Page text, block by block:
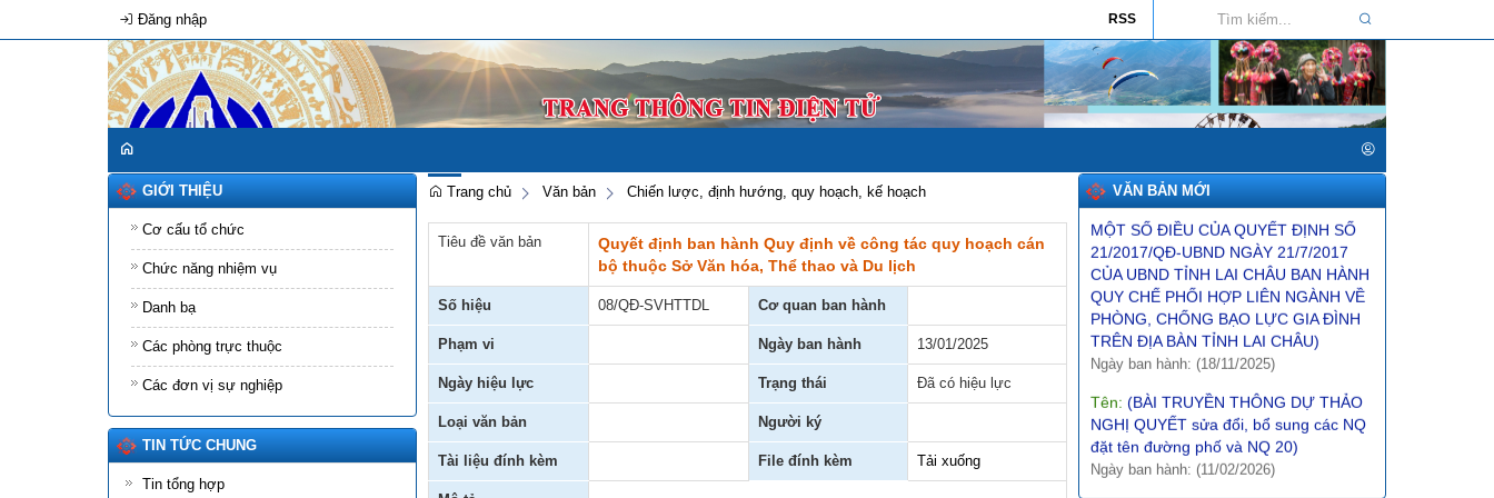
RSS
Đăng nhập
GIỚI THIỆU
Cơ cấu tổ chức
Chức năng nhiệm vụ
Danh bạ
Các phòng trực thuộc
Các đơn vị sự nghiệp
TIN TỨC CHUNG
Tin tổng hợp
Trang chủ Văn bản Chiến lược, định hướng, quy hoạch, kế hoạch
Tiêu đề văn bản
Quyết định ban hành Quy định về công tác quy hoạch cán
bộ thuộc Sở Văn hóa, Thể thao và Du lịch
Số hiệu 08/QĐ-SVHTTDL Cơ quan ban hành
Phạm vi Ngày ban hành 13/01/2025
Ngày hiệu lực Trạng thái Đã có hiệu lực
Loại văn bản Người ký
Tài liệu đính kèm File đính kèm Tải xuống
VĂN BẢN MỚI
phát triển văn hóa giai đoạn 2025-2035
trên địa bàn tỉnh Lai Châu)
Ngày ban hành: (26/01/2026)
Tên:(NGHỊ ĐỊNH1 Quy định về giá đất)
Ngày ban hành: (10/12/2025)
QUYẾT ĐỊNH SỬA ĐỔI, BỔ SUNG
MỘT SỐ ĐIỀU CỦA QUYẾT ĐỊNH SỐ
21/2017/QĐ-UBND NGÀY 21/7/2017
CỦA UBND TỈNH LAI CHÂU BAN HÀNH
QUY CHẾ PHỐI HỢP LIÊN NGÀNH VỀ
PHÒNG, CHỐNG BẠO LỰC GIA ĐÌNH
TRÊN ĐỊA BÀN TỈNH LAI CHÂU)
Ngày ban hành: (18/11/2025)
NGHỊ QUYẾT sửa đổi, bổ sung các NQ
đặt tên đường phố và NQ 20)
Ngày ban hành: (11/02/2026)